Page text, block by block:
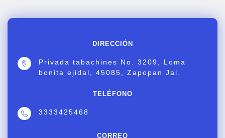
DIRECCIÓN
Privada tabachines No. 3209, Loma
bonita ejidal, 45085, Zapopan Jal.
TELÉFONO
3333425468
CORREO